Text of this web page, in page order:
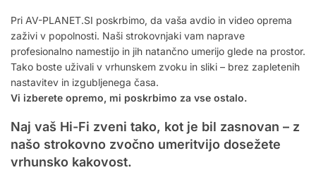
Pri AV-PLANET.SI poskrbimo, da vaša avdio in video oprema
zaživi v popolnosti. Naši strokovnjaki vam naprave
profesionalno namestijo in jih natančno umerijo glede na prostor.
Tako boste uživali v vrhunskem zvoku in sliki – brez zapletenih
nastavitev in izgubljenega časa.
Vi izberete opremo, mi poskrbimo za vse ostalo.
Naj vaš Hi-Fi zveni tako, kot je bil zasnovan – z
našo strokovno zvočno umeritvijo dosežete
vrhunsko kakovost.